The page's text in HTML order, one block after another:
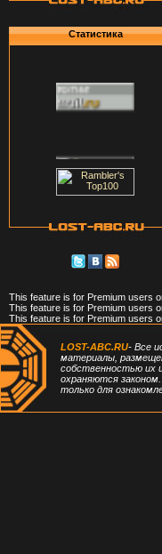
Статистика
This feature is for Premium users
This feature is for Premium users
This feature is for Premium users
LOST-ABC.RU- Все
материалы,
собственностью их
охраняются
только для